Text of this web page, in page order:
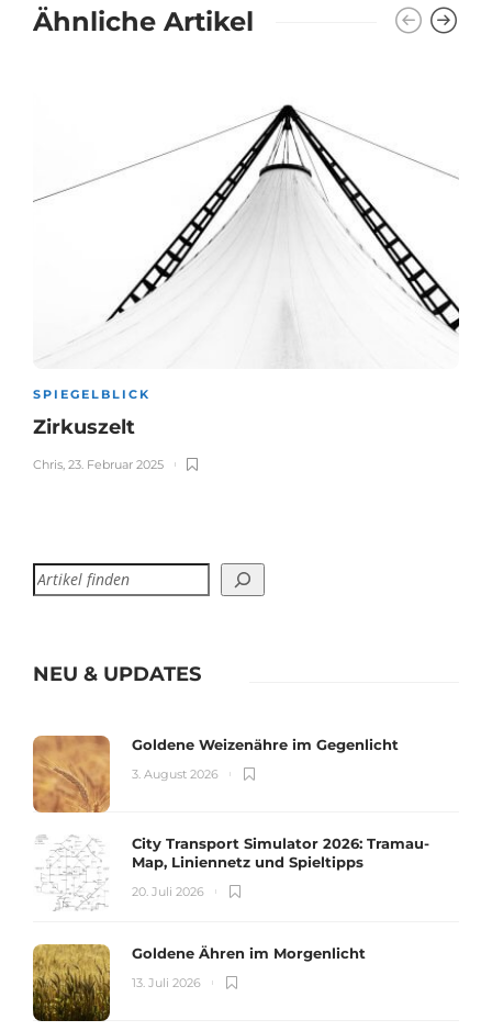
Ähnliche Artikel
SPIEGELBLICK
Zirkuszelt
Chris, 23. Februar 2025
NEU & UPDATES
Goldene Weizenähre im Gegenlicht
3. August 2026
City Transport Simulator 2026: Tramau-
Map, Liniennetz und Spieltipps
20. Juli 2026
Goldene Ähren im Morgenlicht
13. Juli 2026